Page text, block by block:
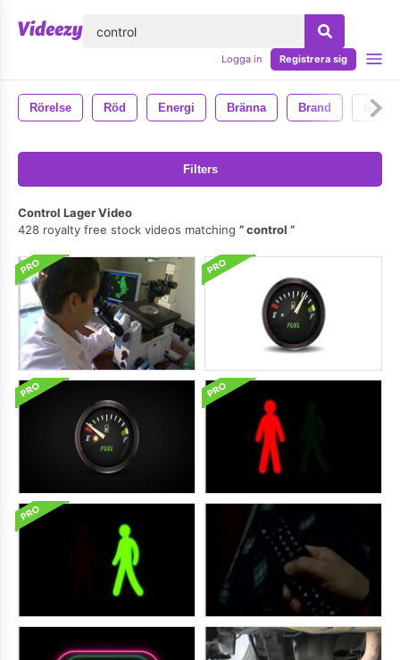
Logga in Registrera sig
Rörelse Röd Energi Bränna Brand Gul
Filters
Control Lager Video
428 royalty free stock videos matching
control